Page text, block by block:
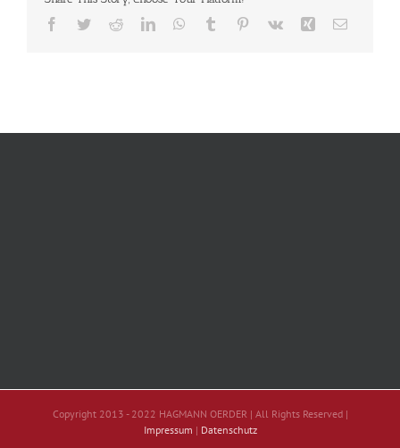
Facebook
TwitterRedditLinkedInWhatsApp
Tumblr Pinterest
Vk Xing E-
Copyright 2013 - 2022 HAGMANN OERDER | All Rights Reserved |
Impressum | Datenschutz